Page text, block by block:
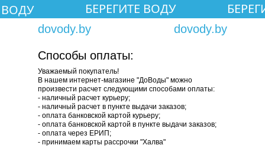
dovody.by
dovody.by
БЕРЕГИТЕ ВОДУ
ВОДУ
Способы оплаты:
Уважаемый покупатель!
В нашем интернет-магазине "ДоВоды" можно
произвести расчет следующими способами оплаты:
- наличный расчет курьеру;
- наличный расчет в пункте выдачи заказов;
- оплата банковской картой курьеру;
- оплата банковской картой в пункте выдачи заказов;
- оплата через ЕРИП;
- принимаем карты рассрочки "Халва"